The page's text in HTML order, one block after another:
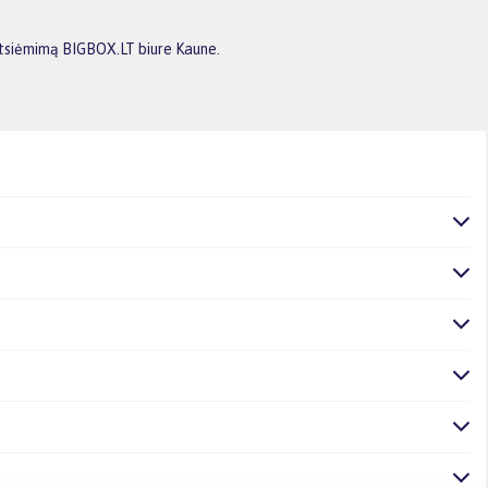
BIGBOX.LT biure Kaune.